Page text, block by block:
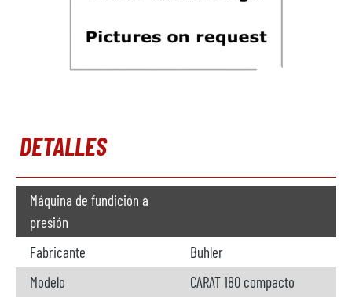
DETALLES
Máquina de fundición a
presión
Fabricante
Buhler
Modelo
CARAT 180 compacto